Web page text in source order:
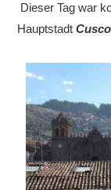
Dieser Tag war
HauptstadtCusco